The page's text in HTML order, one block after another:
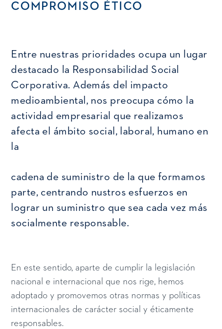
COMPROMISO ÉTICO
Entre nuestras prioridades ocupa un lugar
destacado la Responsabilidad Social
Corporativa. Además del impacto
medioambiental, nos preocupa cómo la
actividad empresarial que realizamos
afecta el ámbito social, laboral, humano en
la
cadena de suministro de la que formamos
parte, centrando nustros esfuerzos en
lograr un suministro que sea cada vez más
socialmente responsable.
En este sentido, aparte de cumplir la legislación
nacional e internacional que nos rige, hemos
adoptado y promovemos otras normas y políticas
internacionales de carácter social y éticamente
responsables.